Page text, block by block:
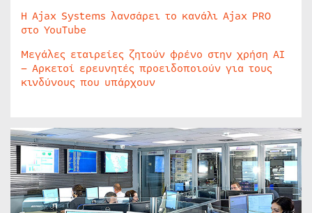
Η Ajax Systems λανσάρει το κανάλι Ajax PRO
στο YouTube
Μεγάλες εταιρείες ζητούν φρένο στην χρήση AI
– Αρκετοί ερευνητές προειδοποιούν για τους
κινδύνους που υπάρχουν